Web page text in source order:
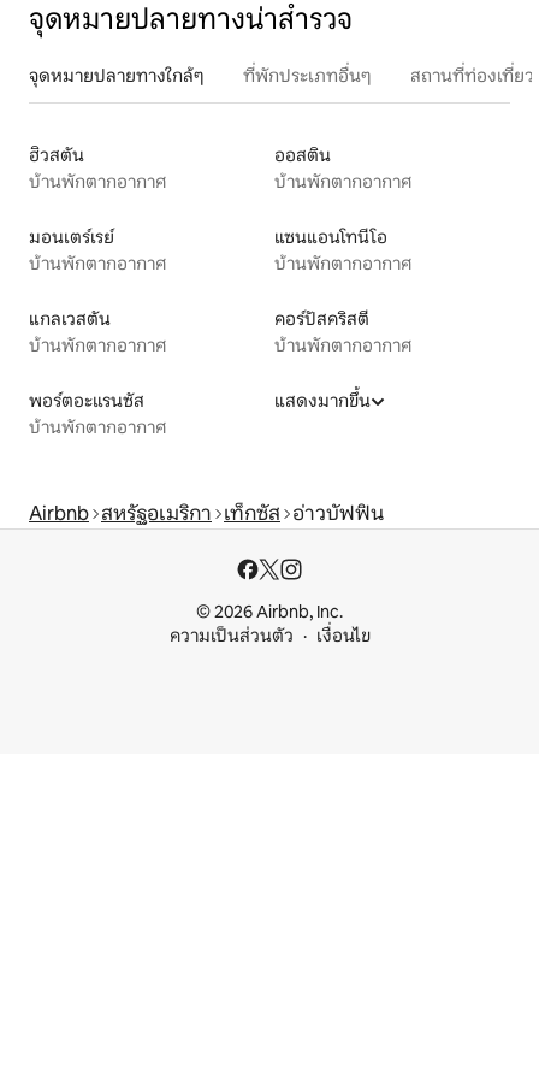
จุดหมายปลายทางน่าสำรวจ
จุดหมายปลายทางใกล้ๆ ที่พักประเภทอื่นๆ สถานที่ท่องเที่ย
ฮิวสตัน
บ้านพักตากอากาศ
ออสติน
บ้านพักตากอากาศ
มอนเตร์เรย์
บ้านพักตากอากาศ
แซนแอนโทนีโอ
บ้านพักตากอากาศ
แกลเวสตัน
บ้านพักตากอากาศ
คอร์ปัสคริสตี
บ้านพักตากอากาศ
พอร์ตอะแรนซัส
บ้านพักตากอากาศ
แสดงมากขึ้น
Airbnb สหรัฐอเมริกา เท็กซัส อ่าวบัฟฟิน
© 2026 Airbnb, Inc.
ความเป็นส่วนตัว
เงื่อนไข